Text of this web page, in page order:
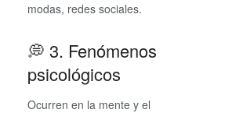
modas, redes sociales.
💭 3. Fenómenos
psicológicos
Ocurren en la mente y el